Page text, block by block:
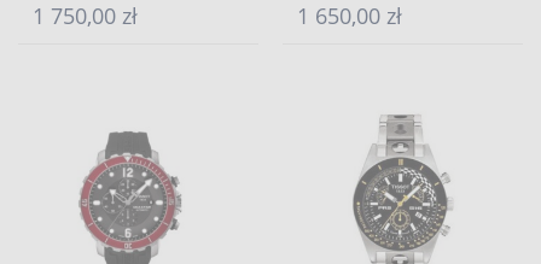
1 750,00 zł 1 650,00 zł